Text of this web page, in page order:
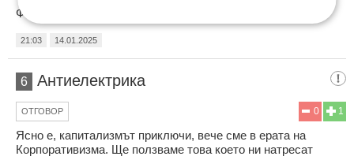
Фаровете от Китай ли са поръчани !?
21:03 14.01.2025
6 Антиелектрика
1
0
ОТГОВОР
Ясно е, капитализмът приключи, вече сме в ерата на
Корпоративизма. Ще ползваме това което ни натресат